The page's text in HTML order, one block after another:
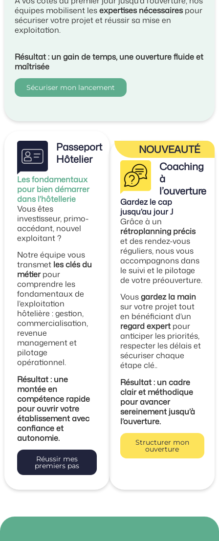
équipes mobilisent lesexpertises nécessaires pour
sécuriser votre projet et réussir sa mise en
exploitation.
Résultat : un gain de temps, une ouverture fluide et
maîtrisée
Sécuriser mon lancement
Passeport
Hôtelier
Les fondamentaux
pour bien démarrer
dans l’hôtellerie
Vous êtes
investisseur, primo-
accédant, nouvel
exploitant ?
Notre équipe vous
transmet les clés du
métierpour
comprendre les
fondamentaux de
l’exploitation
hôtelière : gestion,
commercialisation,
revenue
management et
pilotage
opérationnel.
Résultat : une
montée en
compétence rapide
pour ouvrir votre
établissement avec
confiance et
autonomie.
Réussir mes
premiers pas
NOUVEAUTÉ
Coaching
à
l’ouverture
Gardez le cap
jusqu’au jour J
Grâce à un
rétroplanning précis
et des rendez-vous
réguliers, nous vous
accompagnons dans
le suivi et le pilotage
de votre préouverture.
Vousgardez la main
sur votre projet tout
en bénéficiant d’un
regard expertpour
anticiper les priorités,
respecter les délais et
sécuriser chaque
étape clé..
Résultat : un cadre
clair et méthodique
pour avancer
sereinement jusqu’à
l’ouverture.
Structurer mon
ouverture